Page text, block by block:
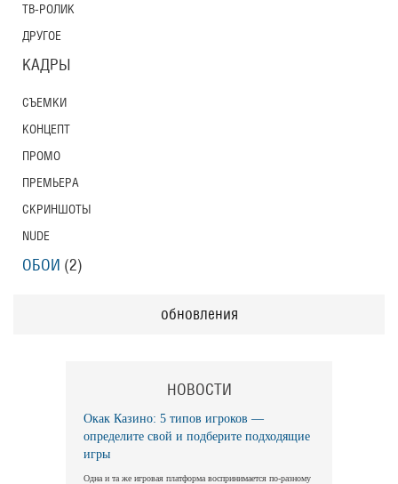
ТВ-РОЛИК
ДРУГОЕ
КАДРЫ
СЪЕМКИ
КОНЦЕПТ
ПРОМО
ПРЕМЬЕРА
СКРИНШОТЫ
NUDE
ОБОИ (2)
обновления
НОВОСТИ
Окак Казино: 5 типов игроков —
определите свой и подберите подходящие
игры
Одна и та же игровая платформа воспринимается по-разному